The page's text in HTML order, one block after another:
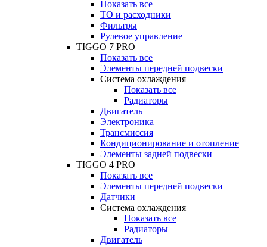
Показать все
ТО и расходники
Фильтры
Рулевое управление
TIGGO 7 PRO
Показать все
Элементы передней подвески
Система охлаждения
Показать все
Радиаторы
Двигатель
Электроника
Трансмиссия
Кондиционирование и отопление
Элементы задней подвески
TIGGO 4 PRO
Показать все
Элементы передней подвески
Датчики
Система охлаждения
Показать все
Радиаторы
Двигатель